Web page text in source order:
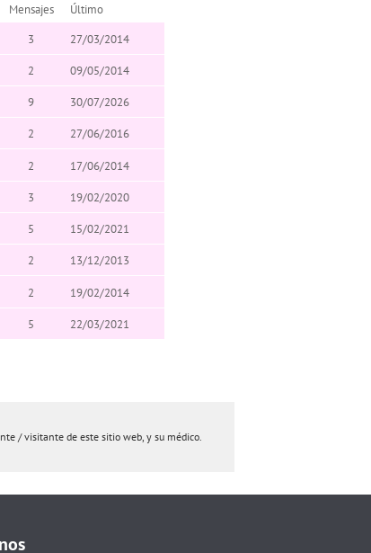
Mensajes
Último
3 27/03/2014
2 09/05/2014
9 30/07/2026
2 27/06/2016
2 17/06/2014
3 19/02/2020
5 15/02/2021
2 13/12/2013
2 19/02/2014
5 22/03/2021
/ visitante de este sitio web, y su médico.